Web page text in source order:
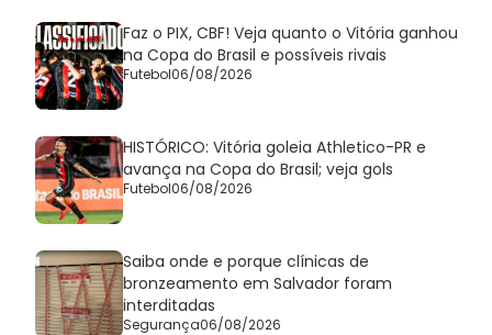
Faz o PIX, CBF! Veja quanto o Vitória ganhou
na Copa do Brasil e possíveis rivais
Futebol06/08/2026
HISTÓRICO: Vitória goleia Athletico-PR e
avança na Copa do Brasil; veja gols
Futebol06/08/2026
Saiba onde e porque clínicas de
bronzeamento em Salvador foram
interditadas
Segurança06/08/2026